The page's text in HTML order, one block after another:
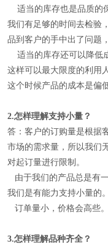
适当的库存也是品质的
我们有足够的时间去检验
品到客户的手中出了问题
适当的库存还可以降低
这样可以最大限度的利用
这个时候产品的成本是偏
2.怎样理解支持小量？
答：客户的订购量是根据
市场的需求量，所以我们
对起订量进行限制。
由于我们的产品总是有
我们是有能力支持小量的。
订单量小，价格会高些。
3.怎样理解品种齐全？